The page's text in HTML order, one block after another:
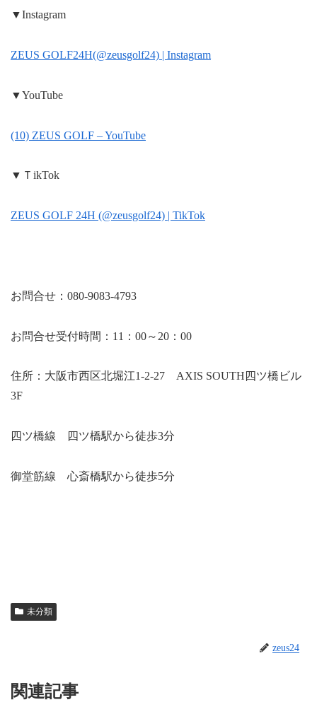
▼Instagram
ZEUS GOLF24H(@zeusgolf24) | Instagram
▼YouTube
(10) ZEUS GOLF – YouTube
▼ＴikTok
ZEUS GOLF 24H (@zeusgolf24) | TikTok
お問合せ：080-9083-4793
お問合せ受付時間：11：00～20：00
住所：大阪市西区北堀江1-2-27 AXIS SOUTH四ツ橋ビル
3F
四ツ橋線 四ツ橋駅から徒歩3分
御堂筋線 心斎橋駅から徒歩5分
未分類
zeus24
関連記事